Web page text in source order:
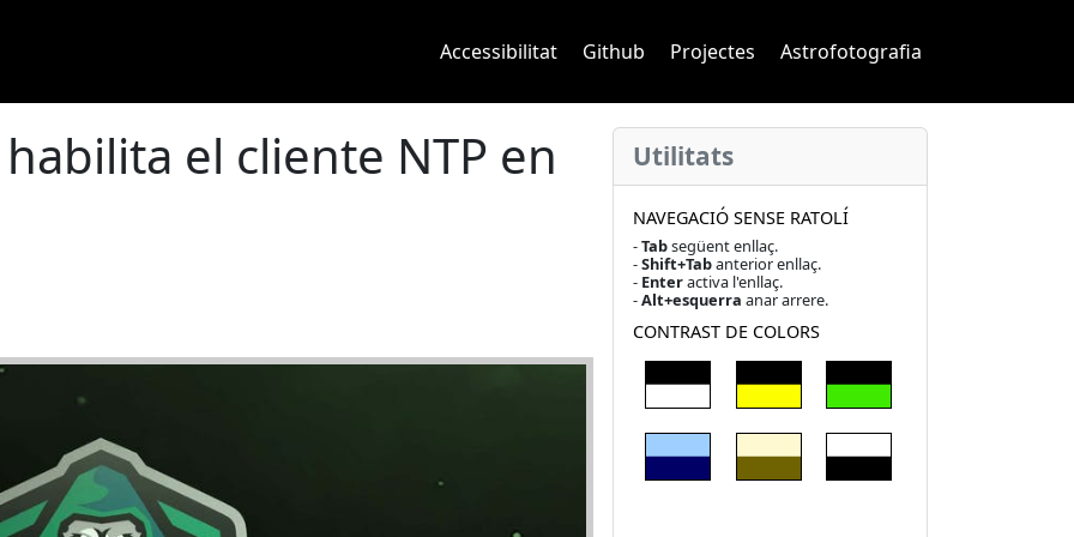
Main navigation
Accessibilitat Github Projectes Astrofotografia
el cliente NTP en Utilitats
NAVEGACIÓ SENSE RATOLÍ
-Tabsegüent enllaç.
-Shift+Tabanterior enllaç.
- Enteractiva l'enllaç.
-Alt+esquerra anar arrere.
CONTRAST DE COLORS